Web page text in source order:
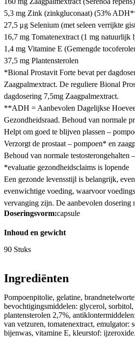
5,3 mg Zink (zinkgluconaat) (53%
27,5 μg Selenium (met seleen verrijkte
16,7 mg Tomatenextract (1 mg natuurlijk
1,4 mg Vitamine E (Gemengde
37,5 mg Plantensterolen
*Bional Prostavit Forte bevat per
Zaagpalmextract. De reguliere Bional
dagdosering 7,5mg Zaagpalmextract.
**ADH = Aanbevolen Dagelijkse
Gezondheidsraad. Behoud van normale
Helpt om goed te blijven plassen –
Verzorgt de prostaat – pompoen* en
Behoud van normale testosterongehalten
*evaluatie gezondheidsclaims is lopende
Een gezonde levensstijl is belangrijk,
evenwichtige voeding, waarvoor
vervanging zijn. De aanbevolen dosering
Doseringsvorm:capsule
Inhoud en gewicht
90 Stuks
Ingrediënten
Pompoenpitolie, gelatine,
bevochtigingsmiddelen: glycerol, sorbitol,
plantensterolen 2,7%,
van vetzuren, tomatenextract, emulgator:
bijenwas, vitamine E, kleurstof: ijzeroxide.